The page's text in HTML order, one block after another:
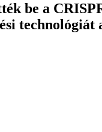
be a
technológiát